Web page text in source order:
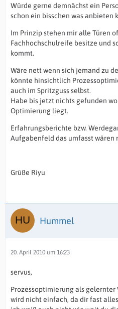
Würde gerne demnächst ein
schon ein bisschen was anbieten
Im Prinzip stehen mir alle Türen
Fachhochschulreife besitze und
kommt.
Wäre nett wenn sich jemand zu
könnte hinsichtlich
auch im Spritzguss selbst.
Habe bis jetzt nichts gefunden
Optimierung liegt.
Erfahrungsberichte bzw.
Aufgabenfeld das umfasst wären
Grüße Riyu
Hummel
20. April 2010 um 16:23
servus,
Prozessoptimierung als gelernter
wird nicht einfach, da dir fast